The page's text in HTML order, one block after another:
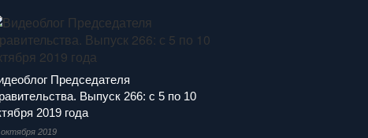
Председателя
Выпуск 266: с 5 по 10
2019 года
октября 2019